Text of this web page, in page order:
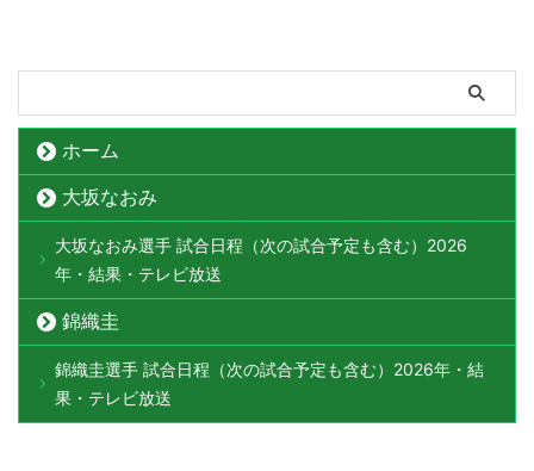
ホーム
大坂なおみ
大坂なおみ選手 試合日程（次の試合予定も含む）2026
年・結果・テレビ放送
錦織圭
錦織圭選手 試合日程（次の試合予定も含む）2026年・結
果・テレビ放送